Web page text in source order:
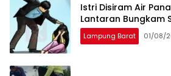
Istri Disiram Air
Lantaran Bungkam
Lampung Barat 01/08/